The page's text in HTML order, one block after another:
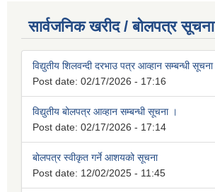
सार्वजनिक खरीद / बोलपत्र सूचना
विद्युतीय शिलवन्दी दरभाउ पत्र आव्हान सम्बन्धी सूचना
Post date: 02/17/2026 - 17:16
विद्युतीय बोलपत्र आव्हान सम्बन्धी सूचना ।
Post date: 02/17/2026 - 17:14
बोलपत्र स्वीकृत गर्ने आशयको सूचना
Post date: 12/02/2025 - 11:45